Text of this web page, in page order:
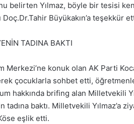
belirten Yılmaz, böyle bir tesisi
Büyükakın’a teşekkür
TADINA BAKTI
Merkezi’ne konuk olan AK Parti
çocuklarla sohbet etti,
hakkında brifing alan Milletvekili
tadına baktı. Milletvekili Yılmaz’a
eşlik etti.